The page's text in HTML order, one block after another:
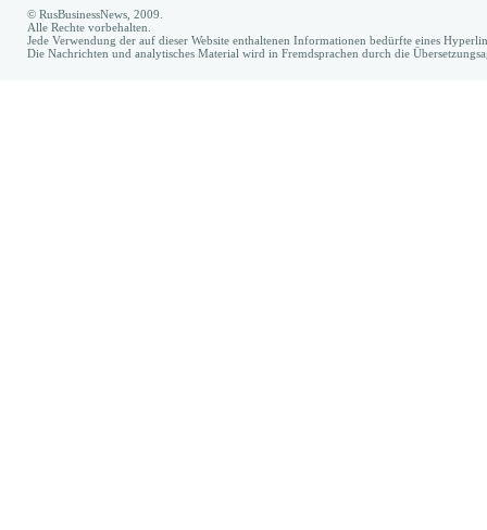
© RusBusinessNews, 2009.
Alle Rechte vorbehalten.
Jede Verwendung der auf dieser Website enthaltenen Informationen bedürfte eines
Die Nachrichten und analytisches Material wird in Fremdsprachen durch die